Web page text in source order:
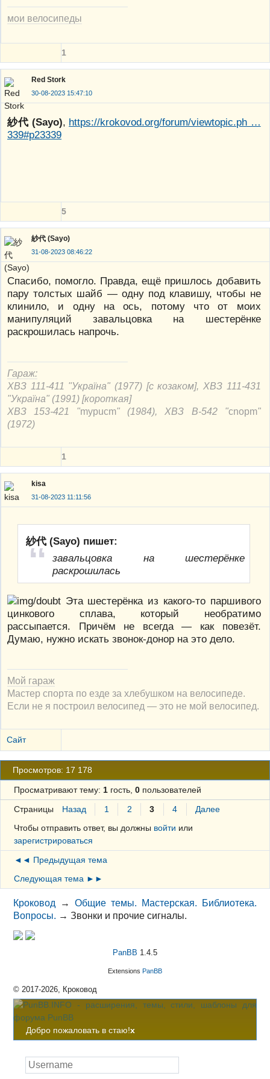
мои велосипеды
1
Red Stork
30-08-2023 15:47:10
紗代 (Sayo), https://krokovod.org/forum/viewtopic.ph …
339#p23339
5
紗代 (Sayo)
31-08-2023 08:46:22
Спасибо, помогло. Правда, ещё пришлось добавить
пару толстых шайб — одну под клавишу, чтобы не
клинило, и одну на ось, потому что от моих
манипуляций завальцовка на шестерёнке
раскрошилась напрочь.
Гараж:
ХВЗ 111-411 "Україна" (1977) [с козаком], ХВЗ 111-431
"Україна" (1991) [короткая]
ХВЗ 153-421 "mypucm" (1984), ХВЗ В-542 "cnорm"
(1972)
1
kisa
31-08-2023 11:11:56
紗代 (Sayo) пишет:
завальцовка на шестерёнке
раскрошилась
Эта шестерёнка из какого-то паршивого
цинкового сплава, который необратимо
рассыпается. Причём не всегда — как повезёт.
Думаю, нужно искать звонок-донор на это дело.
Мой гараж
Мастер спорта по езде за хлебушком на велосипеде.
Если не я построил велосипед — это не мой велосипед.
Сайт
Просмотров: 17 178
Просматривают тему: 1гость, 0пользователей
Страницы Назад 1 2 3 4
Далее
Чтобы отправить ответ, вы должны войти или
зарегистрироваться
◄◄ Предыдущая тема
Следующая тема ►►
Кроковод →Общие темы. Мастерская. Библиотека.
Вопросы. →Звонки и прочие сигналы.
PanBB 1.4.5
Extensions PanBB
© 2017-2026, Кроковод
Добро пожаловать в стаю!x